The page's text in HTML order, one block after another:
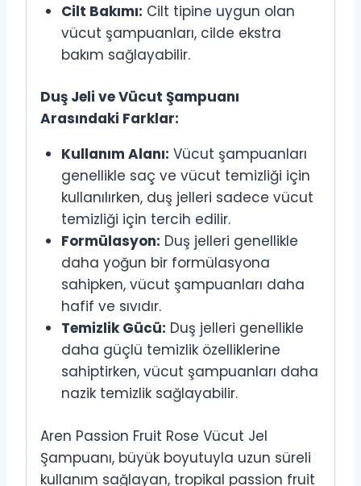
Cilt Bakımı: Cilt tipine uygun olan
vücut şampuanları, cilde ekstra
bakım sağlayabilir.
Duş Jeli ve Vücut Şampuanı
Arasındaki Farklar:
Kullanım Alanı: Vücut şampuanları
genellikle saç ve vücut temizliği için
kullanılırken, duş jelleri sadece vücut
temizliği için tercih edilir.
Formülasyon: Duş jelleri genellikle
daha yoğun bir formülasyona
sahipken, vücut şampuanları daha
hafif ve sıvıdır.
Temizlik Gücü: Duş jelleri genellikle
daha güçlü temizlik özelliklerine
sahiptirken, vücut şampuanları daha
nazik temizlik sağlayabilir.
Aren Passion Fruit Rose Vücut Jel
Şampuanı, büyük boyutuyla uzun süreli
kullanım sağlayan, tropikal passion fruit